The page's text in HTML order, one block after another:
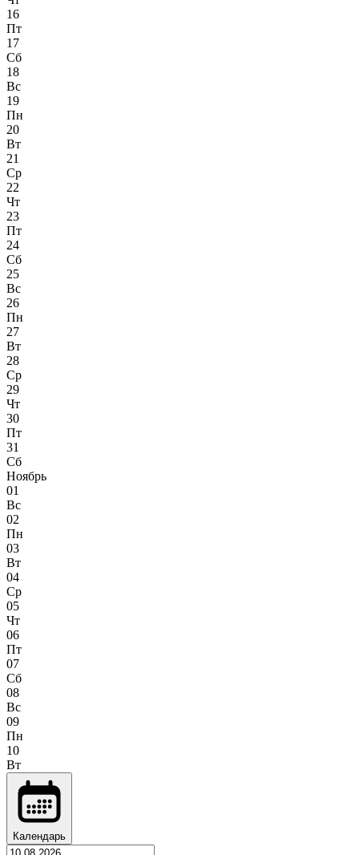
16
Пт
17
Сб
18
Вс
19
Пн
20
Вт
21
Ср
22
Чт
23
Пт
24
Сб
25
Вс
26
Пн
27
Вт
28
Ср
29
Чт
30
Пт
31
Сб
Ноябрь
01
Вс
02
Пн
03
Вт
04
Ср
05
Чт
06
Пт
07
Сб
08
Вс
09
Пн
10
Вт
Календарь